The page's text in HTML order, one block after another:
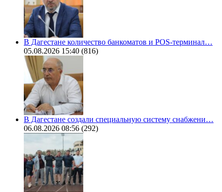
В Дагестане количество банкоматов и POS-терминал…
05.08.2026 15:40 (816)
В Дагестане создали специальную систему снабжени…
06.08.2026 08:56 (292)